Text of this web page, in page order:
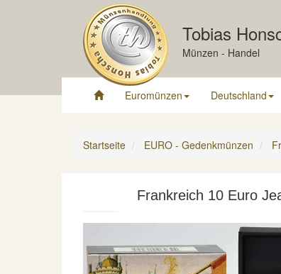
Tobias
Münzen - Handel
Euromünzen Deutschland
Startseite EURO - Gedenkmünzen
Frankreich 10 Euro